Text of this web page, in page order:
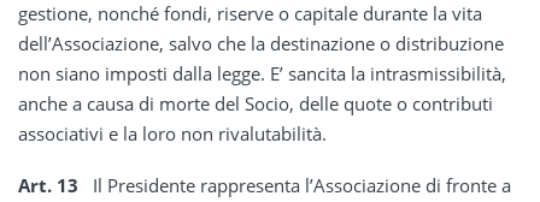
gestione, nonché fondi, riserve o capitale durante la vita
dell’Associazione, salvo che la destinazione o distribuzione
non siano imposti dalla legge. E’ sancita la intrasmissibilità,
anche a causa di morte del Socio, delle quote o contributi
associativi e la loro non rivalutabilità.
Art. 13 Il Presidente rappresenta l’Associazione di fronte a